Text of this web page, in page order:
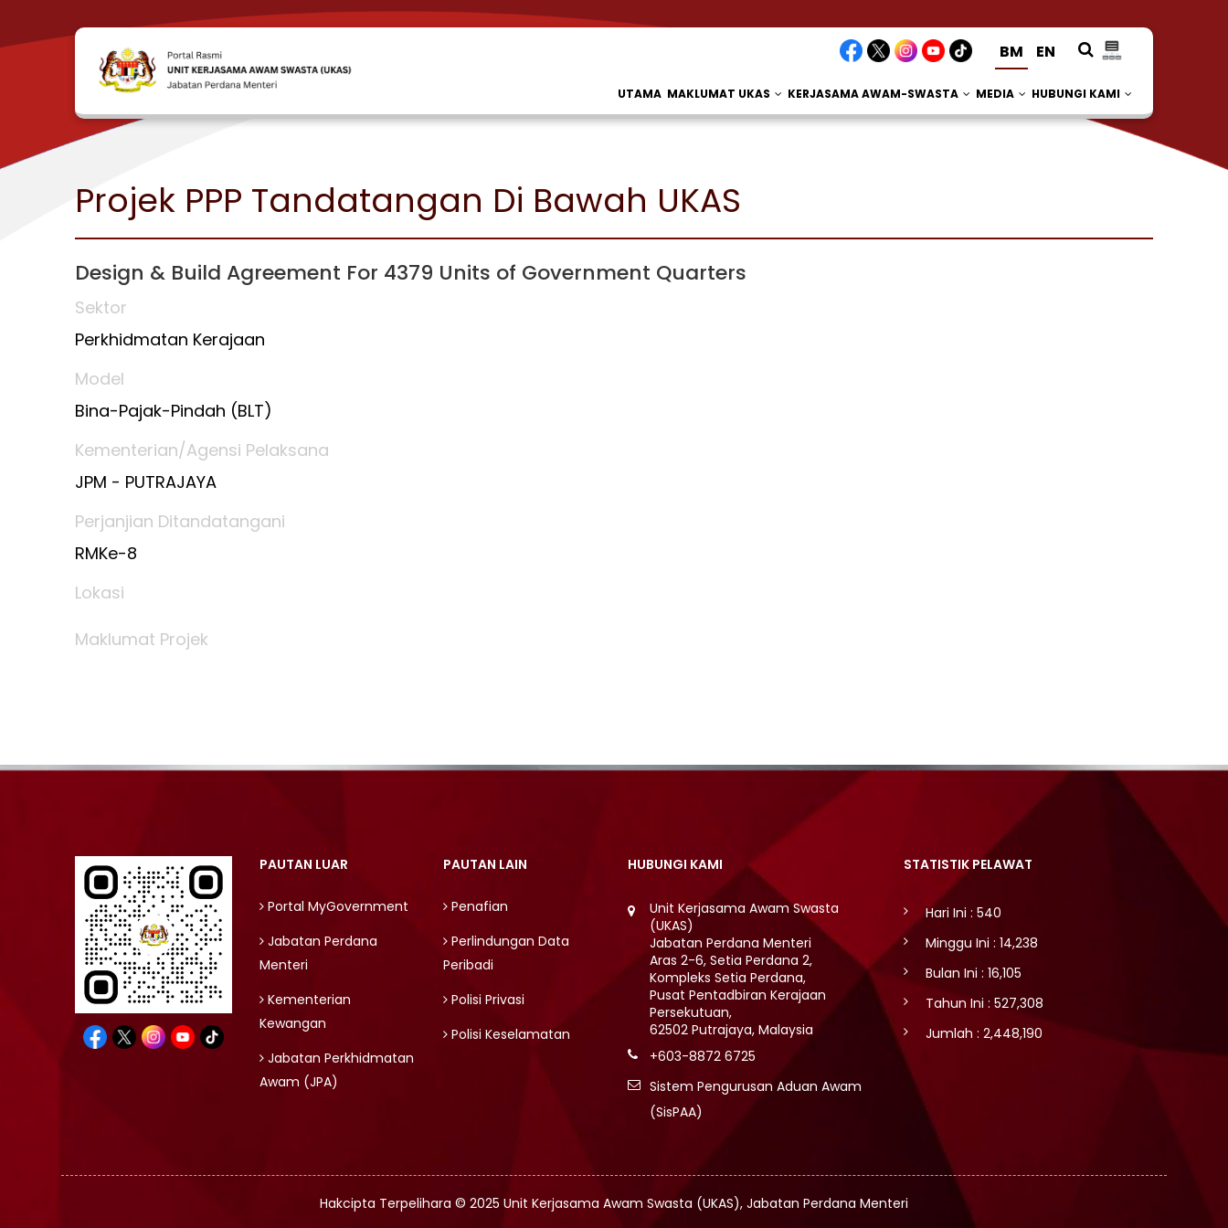
UTAMA MAKLUMAT UKAS KERJASAMA AWAM-SWASTA MEDIA HUBUNGI KAMI
BM EN
Projek PPP Tandatangan Di Bawah UKAS
Design & Build Agreement For 4379 Units of Government Quarters
Sektor
Perkhidmatan Kerajaan
Model
Bina-Pajak-Pindah (BLT)
Kementerian/Agensi Pelaksana
JPM - PUTRAJAYA
Perjanjian Ditandatangani
RMKe-8
Lokasi
Maklumat Projek
PAUTAN LUAR
Portal MyGovernment
Jabatan Perdana
Menteri
Kementerian
Kewangan
Jabatan Perkhidmatan
Awam (JPA)
PAUTAN LAIN
Penafian
Perlindungan Data
Peribadi
Polisi Privasi
Polisi Keselamatan
HUBUNGI KAMI
Unit Kerjasama Awam Swasta
(UKAS)
Jabatan Perdana Menteri
Aras 2-6, Setia Perdana 2,
Kompleks Setia Perdana,
Pusat Pentadbiran Kerajaan
Persekutuan,
62502 Putrajaya, Malaysia
+603-8872 6725
Sistem Pengurusan Aduan Awam
(SisPAA)
STATISTIK PELAWAT
Hari Ini : 540
Minggu Ini : 14,238
Bulan Ini : 16,105
Tahun Ini : 527,308
Jumlah : 2,448,190
Hakcipta Terpelihara © 2025 Unit Kerjasama Awam Swasta (UKAS), Jabatan Perdana Menteri